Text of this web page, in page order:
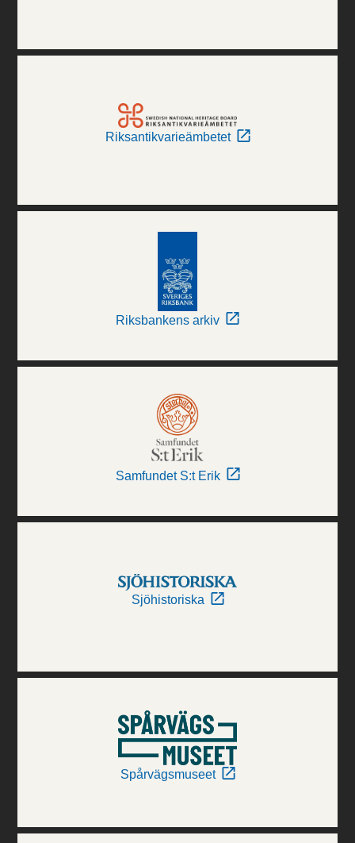
Riksantikvarieämbetet
Riksbankens arkiv
Samfundet S:t Erik
Sjöhistoriska
Spårvägsmuseet